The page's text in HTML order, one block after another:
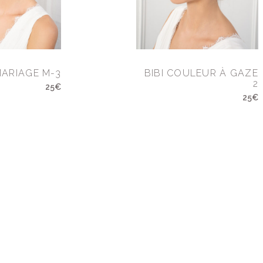
M-3
25€
BIBI COULEUR À GAZE
2
25€